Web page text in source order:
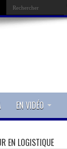
EN VIDÉO
EN LOGISTIQUE